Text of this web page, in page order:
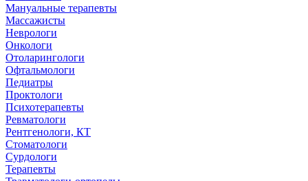
Мануальные терапевты
Массажисты
Неврологи
Онкологи
Отоларингологи
Офтальмологи
Педиатры
Проктологи
Психотерапевты
Ревматологи
Рентгенологи, КТ
Стоматологи
Сурдологи
Терапевты